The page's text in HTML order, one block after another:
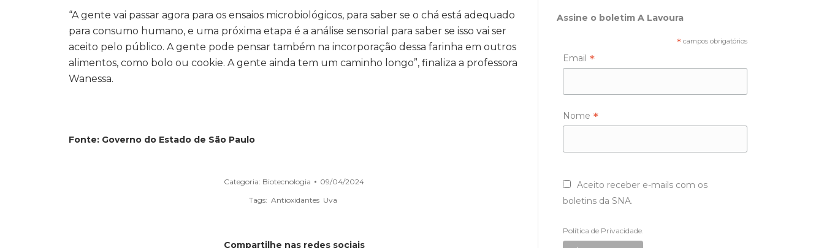
“A gente vai passar agora para os ensaios microbiológicos, para saber se o chá está adequado
para consumo humano, e uma próxima etapa é a análise sensorial para saber se isso vai ser
aceito pelo público. A gente pode pensar também na incorporação dessa farinha em outros
alimentos, como bolo ou cookie. A gente ainda tem um caminho longo”, finaliza a professora
Wanessa.
Fonte: Governo do Estado de São Paulo
Categoria: Biotecnologia
09/04/2024
Tags: Antioxidantes Uva
Compartilhe nas redes sociais
Assine o boletim A Lavoura
* campos obrigatórios
Email *
Nome *
Aceito receber e-mails com os
boletins da SNA.
Política de Privacidade.